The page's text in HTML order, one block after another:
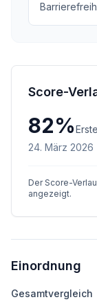
Score-
82%
24. März 2026
Der Score-
angezeigt.
Einordnung
Gesamtvergleich